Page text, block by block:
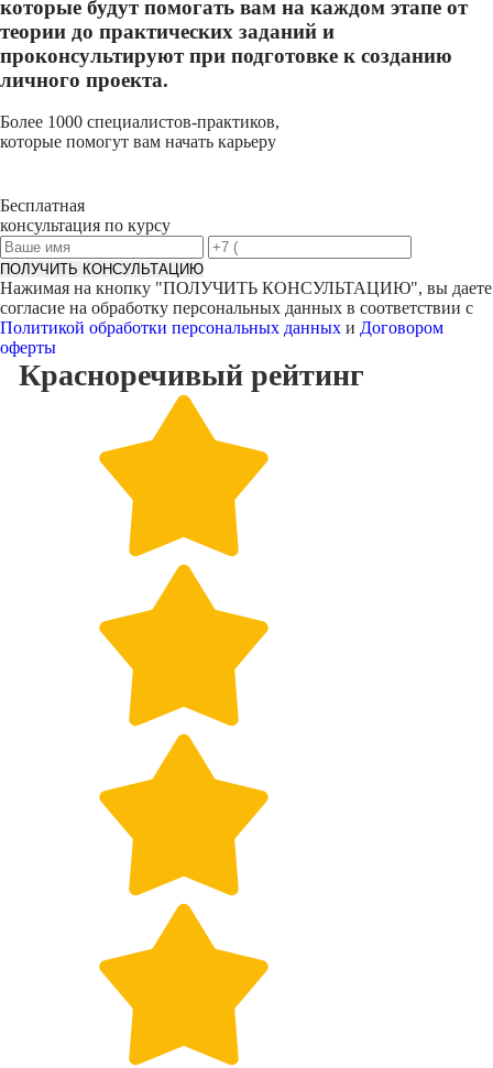
которые будут помогать вам на каждом этапе от
теории до практических заданий и
проконсультируют при подготовке к созданию
личного проекта.
Более 1000 специалистов-практиков,
которые помогут вам начать карьеру
Бесплатная
консультация по курсу
ПОЛУЧИТЬ КОНСУЛЬТАЦИЮ
Нажимая на кнопку "ПОЛУЧИТЬ КОНСУЛЬТАЦИЮ", вы даете
согласие на обработку персональных данных в соответствии с
Политикой обработки персональных данных и Договором
оферты
Красноречивый рейтинг